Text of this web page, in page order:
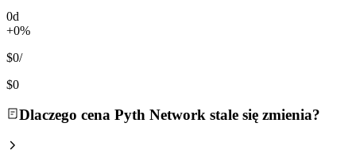
0d
+0%
$0/
$0
Dlaczego cena Pyth Network stale się zmienia?